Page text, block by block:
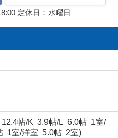
定休日：水曜日
帖/K 3.9帖/L 6.0帖 1室/
1室/洋室 5.0帖 2室)